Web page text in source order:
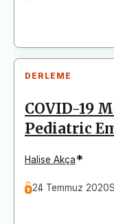
DERLEME
COVID-19
Pediatric
Halise Akça*
24 Temmuz 2020